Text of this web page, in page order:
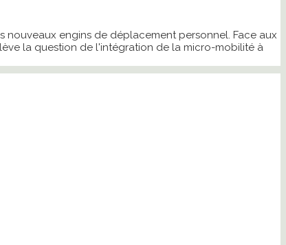
engins de déplacement personnel. Face aux
la question de l'intégration de la micro-mobilité à